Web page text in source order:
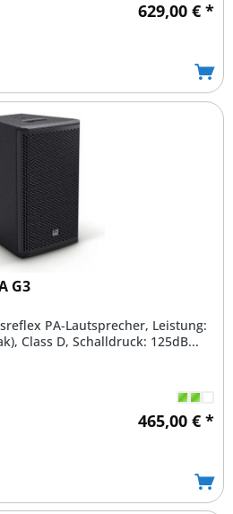
629,00 € *
G3
PA-Lautsprecher, Leistung:
Class D, Schalldruck: 125dB...
465,00 € *